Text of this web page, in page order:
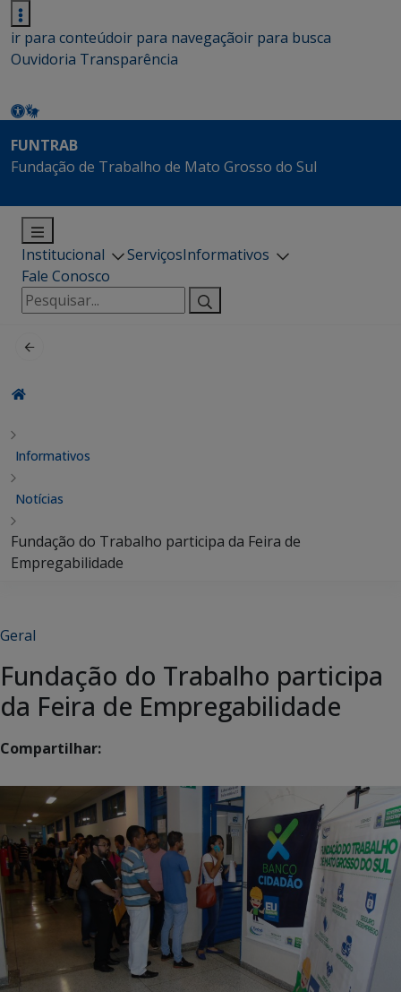
ir para conteúdoir para navegaçãoir para busca
Ouvidoria Transparência
FUNTRAB
Fundação de Trabalho de Mato Grosso do Sul
Institucional ServiçosInformativos
Fale Conosco
Pesquisar
por:
Informativos
Notícias
Fundação do Trabalho participa da Feira de
Empregabilidade
Geral
Fundação do Trabalho participa
da Feira de Empregabilidade
Compartilhar: